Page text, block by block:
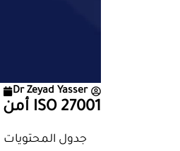
Dr Zeyad Yasser
ISO 27001 أمن المعلومات
جدول المحتويات